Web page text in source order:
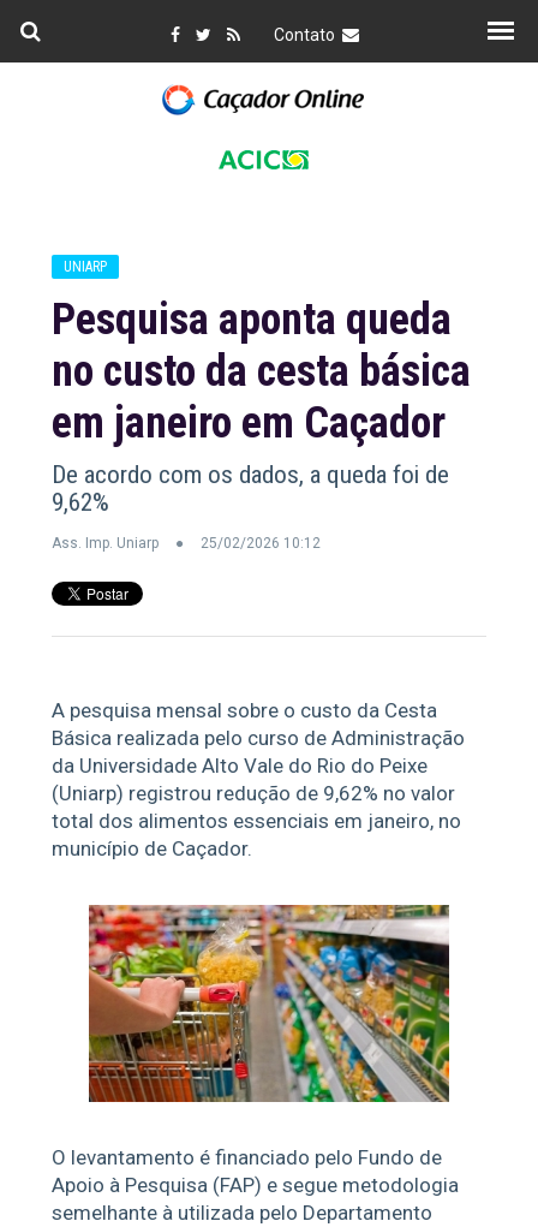
Contato
UNIARP
Pesquisa aponta queda
no custo da cesta básica
em janeiro em Caçador
De acordo com os dados, a queda foi de
9,62%
Ass. Imp. Uniarp 25/02/2026 10:12
A pesquisa mensal sobre o custo da Cesta
Básica realizada pelo curso de Administração
da Universidade Alto Vale do Rio do Peixe
(Uniarp) registrou redução de 9,62% no valor
total dos alimentos essenciais em janeiro, no
município de Caçador.
O levantamento é financiado pelo Fundo de
Apoio à Pesquisa (FAP) e segue metodologia
semelhante à utilizada pelo Departamento